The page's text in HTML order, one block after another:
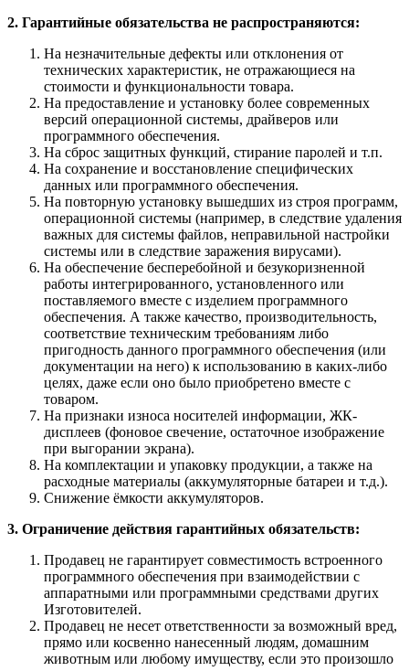
2. Гарантийные обязательства не распространяются:
На незначительные дефекты или отклонения от
технических характеристик, не отражающиеся на
стоимости и функциональности товара.
На предоставление и установку более современных
версий операционной системы, драйверов или
программного обеспечения.
На сброс защитных функций, стирание паролей и т.п.
На сохранение и восстановление специфических
данных или программного обеспечения.
На повторную установку вышедших из строя программ,
операционной системы (например, в следствие удаления
важных для системы файлов, неправильной настройки
системы или в следствие заражения вирусами).
На обеспечение бесперебойной и безукоризненной
работы интегрированного, установленного или
поставляемого вместе с изделием программного
обеспечения. А также качество, производительность,
соответствие техническим требованиям либо
пригодность данного программного обеспечения (или
документации на него) к использованию в каких-либо
целях, даже если оно было приобретено вместе с
товаром.
На признаки износа носителей информации, ЖК-
дисплеев (фоновое свечение, остаточное изображение
при выгорании экрана).
На комплектации и упаковку продукции, а также на
расходные материалы (аккумуляторные батареи и т.д.).
Снижение ёмкости аккумуляторов.
3. Ограничение действия гарантийных обязательств:
Продавец не гарантирует совместимость встроенного
программного обеспечения при взаимодействии с
аппаратными или программными средствами других
Изготовителей.
Продавец не несет ответственности за возможный вред,
прямо или косвенно нанесенный людям, домашним
животным или любому имуществу, если это произошло